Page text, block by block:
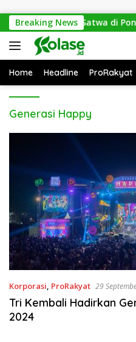
Breaking News
Gulung Mafia Satwa di
Home Headline ProRakyat
Generasi Happy
Korporasi, ProRakyat 29
Tri Kembali Hadirkan
2024